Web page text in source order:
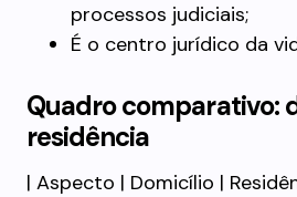
processos judiciais;
É o centro jurídico da
Quadro comparativo:
residência
| Aspecto | Domicílio |